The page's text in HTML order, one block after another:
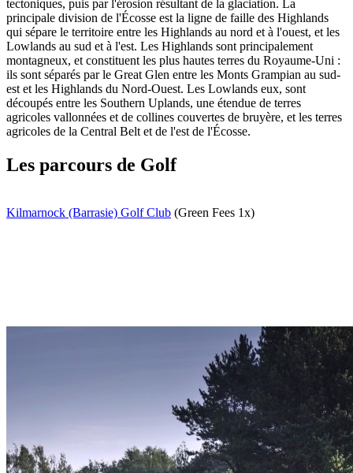
tectoniques, puis par l'érosion résultant de la glaciation. La
principale division de l'Écosse est la ligne de faille des Highlands
qui sépare le territoire entre les Highlands au nord et à l'ouest, et les
Lowlands au sud et à l'est. Les Highlands sont principalement
montagneux, et constituent les plus hautes terres du Royaume-Uni :
ils sont séparés par le Great Glen entre les Monts Grampian au sud-
est et les Highlands du Nord-Ouest. Les Lowlands eux, sont
découpés entre les Southern Uplands, une étendue de terres
agricoles vallonnées et de collines couvertes de bruyère, et les terres
agricoles de la Central Belt et de l'est de l'Écosse.
Les parcours de Golf
Kilmarnock (Barrasie) Golf Club (Green Fees 1x)